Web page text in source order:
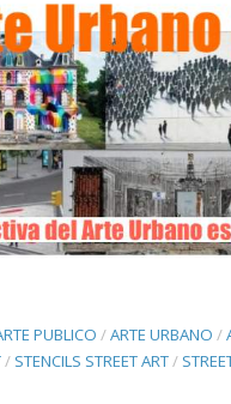
PUBLICO /ARTE URBANO /
/ STENCILS STREET ART /